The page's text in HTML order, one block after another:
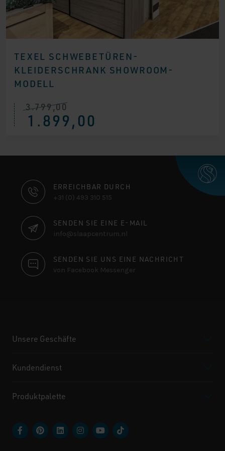
TEXEL SCHWEBETÜREN-
KLEIDERSCHRANK SHOWROOM-
MODELL
3.799,00
Ursprünglicher
Preis
war:1.899,00
Aktueller
Preis
ist:
KONTAKTINFORMATIONEN
ERREICHBAR DURCH
+31 (0) 493 310 515
SENDEN SIE EINE E-MAIL
info@slaapcentrum.nl
SENDEN SIE UNS EINE NACHRICHT
von Facebook Messenger
Unsere Geschäfte
Kundendienst
Produktpalette